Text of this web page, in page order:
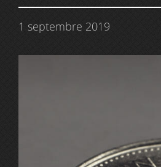
1 septembre 2019